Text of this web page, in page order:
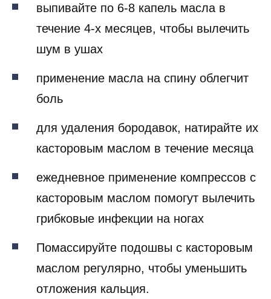
выпивайте по 6-8 капель масла в
течение 4-х месяцев, чтобы вылечить
шум в ушах
применение масла на спину облегчит
боль
для удаления бородавок, натирайте их
касторовым маслом в течение месяца
ежедневное применение компрессов с
касторовым маслом помогут вылечить
грибковые инфекции на ногах
Помассируйте подошвы с касторовым
маслом регулярно, чтобы уменьшить
отложения кальция.